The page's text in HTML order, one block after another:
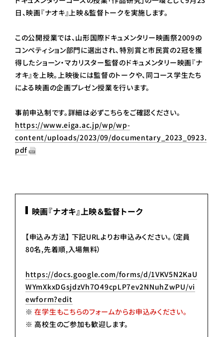
日、映画『ナオキ』上映＆監督トークを実施します。
この公開授業では、山形国際ドキュメンタリー映画祭2009の
コンペティション部門に選出され、特別賞と市民賞の2冠を獲
得したショーン・マカリスター監督のドキュメンタリー映画『ナ
オキ』を上映。上映後には監督のトークや、同コース学生たち
による映画の企画プレゼン授業を行います。
事前申込制です。詳細は必ずこちらをご確認ください。
https://www.eiga.ac.jp/wp/wp-
content/uploads/2023/09/documentary_2023_0923.
pdf
映画『ナオキ』上映＆監督トーク
【申込み方法】 下記URLよりお申込みください。（定員
80名,先着順,入場無料）
https://docs.google.com/forms/d/1VKV5N2KaU
WYmXkxDGsjdzVh7O49cpLP7ev2NNuhZwPU/vi
ewform?edit
※在学生もこちらのフォームからお申込みください。
※ 高校生のご参加も歓迎します。